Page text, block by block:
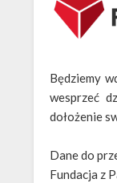
Będziemy
wesprzeć
dołożenie
Dane do
Fundacja z